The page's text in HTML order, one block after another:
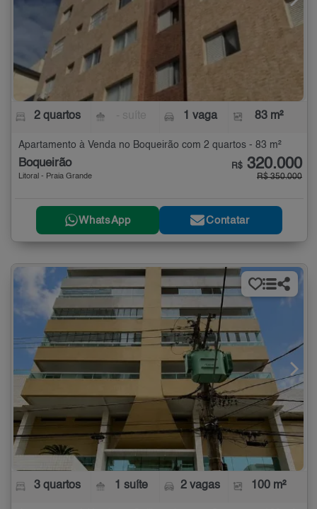
2 quartos 1 vaga 83 m²
Apartamento à Venda no Boqueirão com 2 quartos - 83 m²
Boqueirão
Litoral - Praia Grande
R$ 320.000
R$ 350.000
WhatsApp Contatar
3 quartos 1 suíte 2 vagas 100 m²